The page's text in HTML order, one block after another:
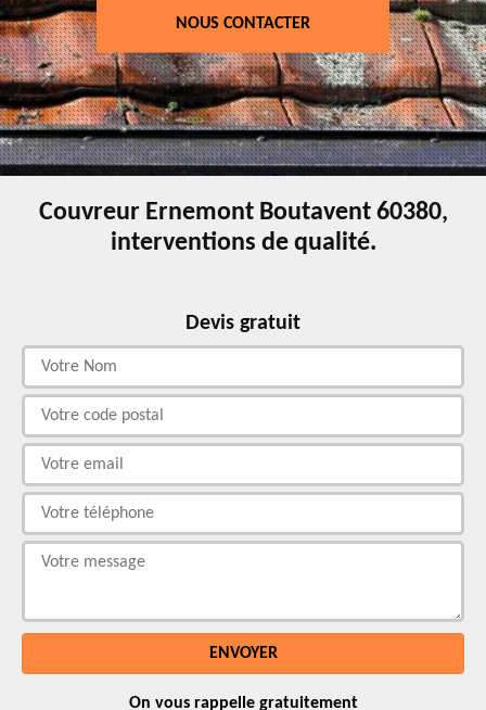
NOUS CONTACTER
Couvreur Ernemont Boutavent 60380,
interventions de qualité.
Devis gratuit
On vous rappelle gratuitement